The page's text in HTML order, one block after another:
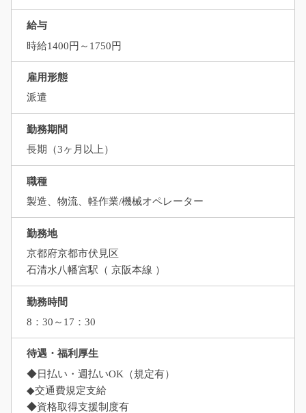
給与
時給1400円～1750円
雇用形態
派遣
勤務期間
長期（3ヶ月以上）
職種
製造、物流、軽作業/機械オペレーター
勤務地
京都府京都市伏見区
石清水八幡宮駅（ 京阪本線 ）
勤務時間
8：30～17：30
待遇・福利厚生
◆日払い・週払いOK（規定有）
◆交通費規定支給
◆資格取得支援制度有